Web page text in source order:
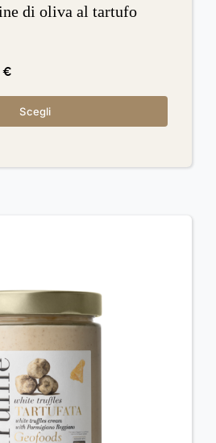
di oliva al tartufo
€
Scegli